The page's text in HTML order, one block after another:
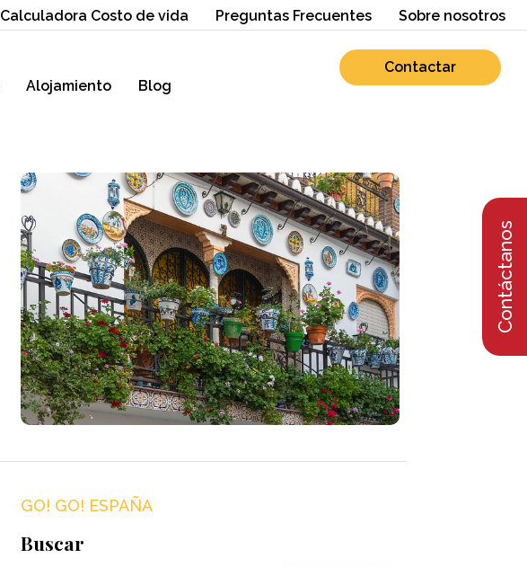
Calculadora Costo de vida Preguntas Frecuentes Sobre nosotros
Alojamiento Blog
Contactar
Contáctanos
GO! GO! ESPAÑA
Buscar